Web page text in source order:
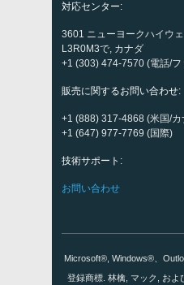
対応センター:
3601 ニューヨークハイウ
L3R0M3で, カナダ
+1 (303) 474-7570 (電話/フ
販売に関するお問い合わせ:
+1 (888) 317-4868 (米国/
+1 (647) 977-7769 (国際)
技術サポート:
お問い合わせ
Microsoft®, Windows®、
登録商標. 林檎, マック, およ